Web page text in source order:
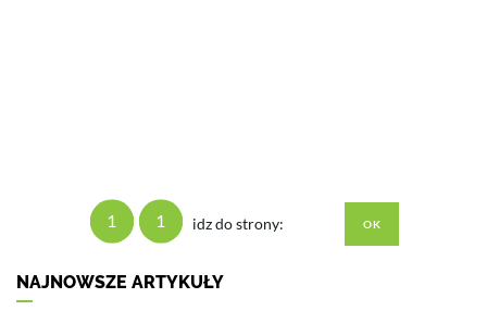
1 1 idz do strony:
NAJNOWSZE ARTYKUŁY